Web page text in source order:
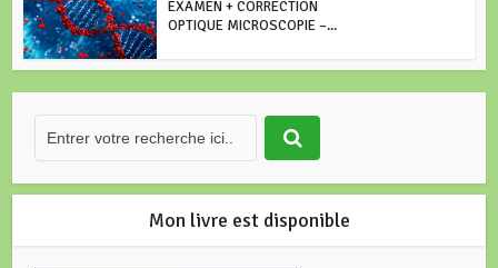
EXAMEN + CORRECTION
OPTIQUE MICROSCOPIE –...
Mon livre est disponible